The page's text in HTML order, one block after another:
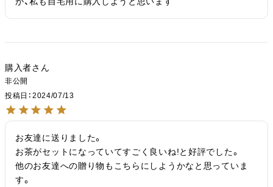
購入者
非公開
投稿日
2024/07/13
お友達に送りました。
お茶がセットになっていてすごく良いね!と好評でした。
他のお友達への贈り物もこちらにしようかなと思っていま
す。